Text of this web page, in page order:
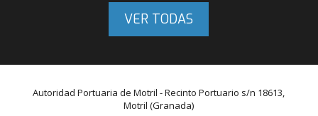
VER TODAS
Autoridad Portuaria de Motril - Recinto Portuario s/n 18613,
Motril (Granada)